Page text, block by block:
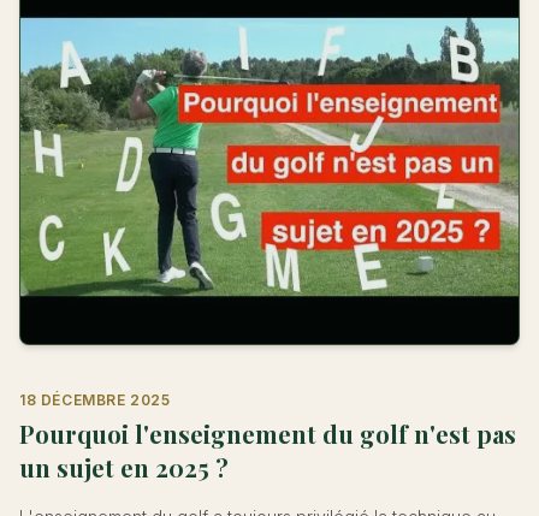
18 DÉCEMBRE 2025
Pourquoi l'enseignement du golf n'est pas
un sujet en 2025 ?